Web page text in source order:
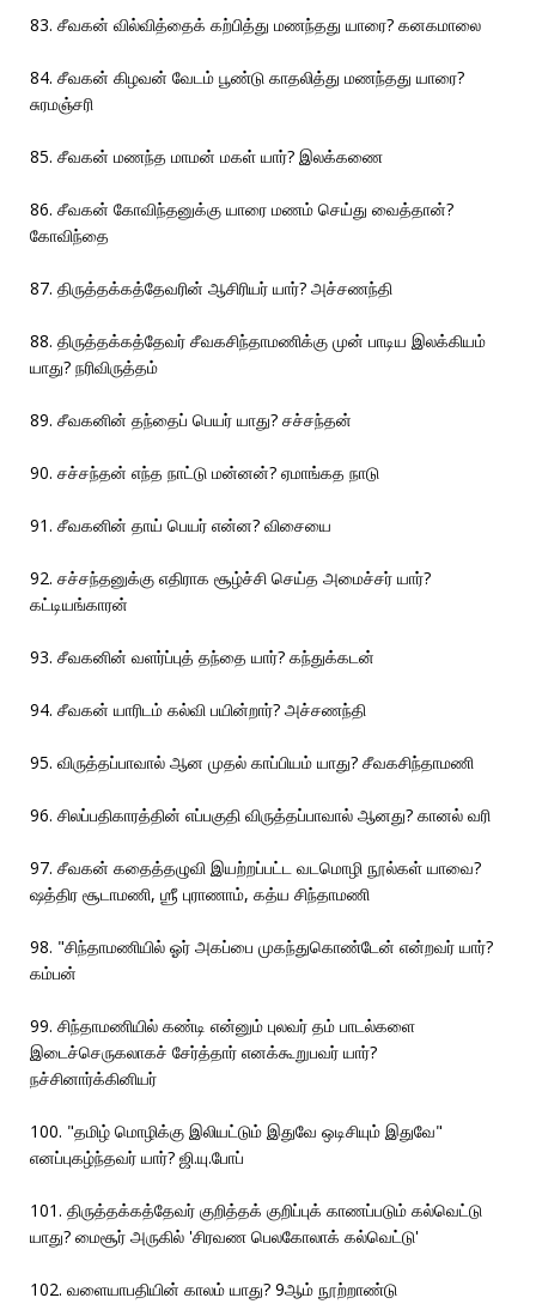
83. சீவகன் வில்வித்தைக் கற்பித்து மணந்தது யாரை? கனகமாலை
84. சீவகன் கிழவன் வேடம் பூண்டு காதலித்து மணந்தது யாரை?
சுரமஞ்சரி
85. சீவகன் மணந்த மாமன் மகள் யார்? இலக்கணை
86. சீவகன் கோவிந்தனுக்கு யாரை மணம் செய்து வைத்தான்?
கோவிந்தை
87. திருத்தக்கத்தேவரின் ஆசிரியர் யார்? அச்சணந்தி
88. திருத்தக்கத்தேவர் சீவகசிந்தாமணிக்கு முன் பாடிய இலக்கியம்
யாது? நரிவிருத்தம்
89. சீவகனின் தந்தைப் பெயர் யாது? சச்சந்தன்
90. சச்சந்தன் எந்த நாட்டு மன்னன்? ஏமாங்கத நாடு
91. சீவகனின் தாய் பெயர் என்ன? விசையை
92. சச்சந்தனுக்கு எதிராக சூழ்ச்சி செய்த அமைச்சர் யார்?
கட்டியங்காரன்
93. சீவகனின் வளர்ப்புத் தந்தை யார்? கந்துக்கடன்
94. சீவகன் யாரிடம் கல்வி பயின்றார்? அச்சணந்தி
95. விருத்தப்பாவால் ஆன முதல் காப்பியம் யாது? சீவகசிந்தாமணி
96. சிலப்பதிகாரத்தின் எப்பகுதி விருத்தப்பாவால் ஆனது? கானல் வரி
97. சீவகன் கதைத்தழுவி இயற்றப்பட்ட வடமொழி நூல்கள் யாவை?
ஷத்திர சூடாமணி, ஶ்ரீ புராணாம், கத்ய சிந்தாமணி
98. "சிந்தாமணியில் ஓர் அகப்பை முகந்துகொண்டேன் என்றவர் யார்?
கம்பன்
99. சிந்தாமணியில் கண்டி என்னும் புலவர் தம் பாடல்களை
இடைச்செருகலாகச் சேர்த்தார் எனக்கூறுபவர் யார்?
நச்சினார்க்கினியர்
100. "தமிழ் மொழிக்கு இலியட்டும் இதுவே ஒடிசியும் இதுவே"
எனப்புகழ்ந்தவர் யார்? ஜி.யு.போப்
101. திருத்தக்கத்தேவர் குறித்தக் குறிப்புக் காணப்படும் கல்வெட்டு
யாது? மைசூர் அருகில் 'சிரவண பெலகோலாக் கல்வெட்டு'
102. வளையாபதியின் காலம் யாது? 9ஆம் நூற்றாண்டு